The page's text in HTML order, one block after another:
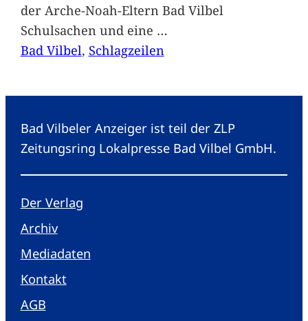
der Arche-Noah-Eltern Bad Vilbel
Schulsachen und eine …
Bad Vilbel, Schlagzeilen
Bad Vilbeler Anzeiger ist teil der ZLP
Zeitungsring Lokalpresse Bad Vilbel GmbH.
Der Verlag
Archiv
Mediadaten
Kontakt
AGB